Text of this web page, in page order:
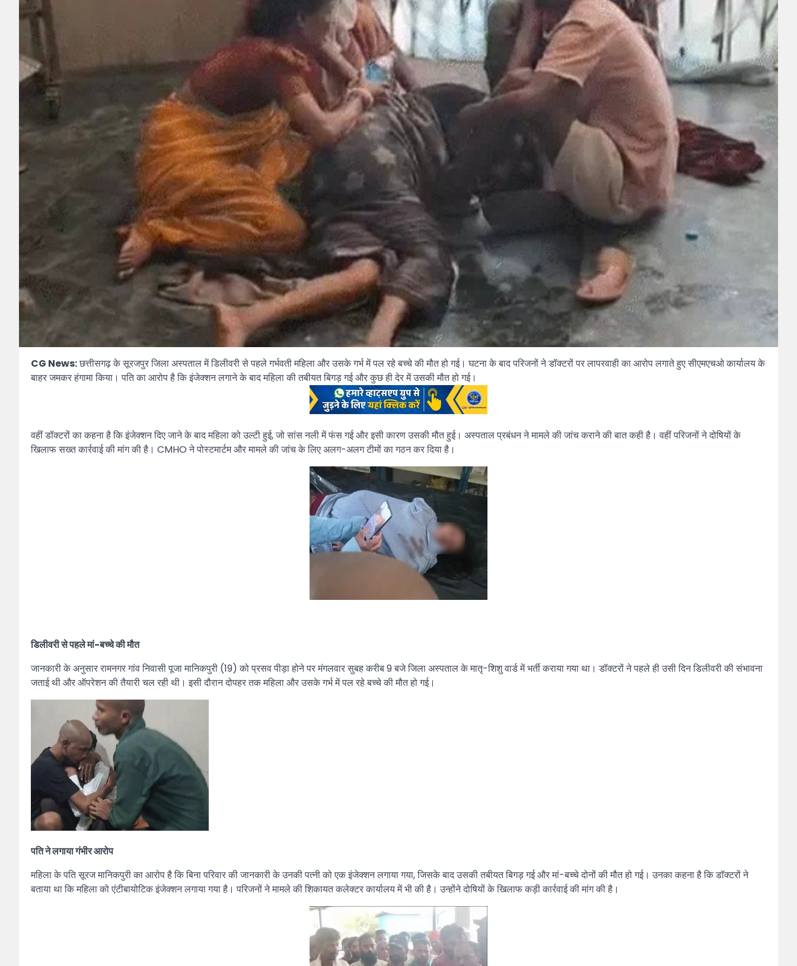
CG News:छत्तीसगढ़ के सूरजपुर जिला अस्पताल में डिलीवरी से पहले गर्भवती महिला और उसके गर्भ में पल रहे बच्चे की मौत हो गई। घटना के बाद परिजनों ने डॉक्टरों पर लापरवाही का आरोप लगाते हुए सीएमएचओ कार्यालय के
बाहर जमकर हंगामा किया। पति का आरोप है कि इंजेक्शन लगाने के बाद महिला की तबीयत बिगड़ गई और कुछ ही देर में उसकी मौत हो गई।
वहीं डॉक्टरों का कहना है कि इंजेक्शन दिए जाने के बाद महिला को उल्टी हुई, जो सांस नली में फंस गई और इसी कारण उसकी मौत हुई। अस्पताल प्रबंधन ने मामले की जांच कराने की बात कही है। वहीं परिजनों ने दोषियों के
खिलाफ सख्त कार्रवाई की मांग की है। CMHO ने पोस्टमार्टम और मामले की जांच के लिए अलग-अलग टीमों का गठन कर दिया है।
डिलीवरी से पहले मां-बच्चे की मौत
जानकारी के अनुसार रामनगर गांव निवासी पूजा मानिकपुरी (19) को प्रसव पीड़ा होने पर मंगलवार सुबह करीब 9 बजे जिला अस्पताल के मातृ-शिशु वार्ड में भर्ती कराया गया था। डॉक्टरों ने पहले ही उसी दिन डिलीवरी की संभावना
जताई थी और ऑपरेशन की तैयारी चल रही थी। इसी दौरान दोपहर तक महिला और उसके गर्भ में पल रहे बच्चे की मौत हो गई।
पति ने लगाया गंभीर आरोप
महिला के पति सूरज मानिकपुरी का आरोप है कि बिना परिवार की जानकारी के उनकी पत्नी को एक इंजेक्शन लगाया गया, जिसके बाद उसकी तबीयत बिगड़ गई और मां-बच्चे दोनों की मौत हो गई। उनका कहना है कि डॉक्टरों ने
बताया था कि महिला को एंटीबायोटिक इंजेक्शन लगाया गया है। परिजनों ने मामले की शिकायत कलेक्टर कार्यालय में भी की है। उन्होंने दोषियों के खिलाफ कड़ी कार्रवाई की मांग की है।